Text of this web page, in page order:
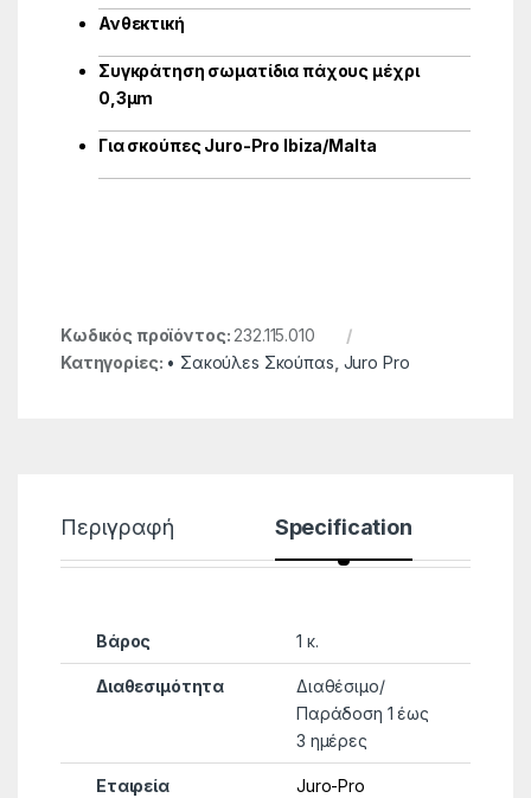
Ανθεκτική
Συγκράτηση σωματίδια πάχους μέχρι
0,3μm
Για σκούπες Juro-Pro Ibiza/Malta
Κωδικός προϊόντος: 232.115.010
Κατηγορίες: • Σακούλεs Σκούπαs Juro Pro
Περιγραφή Specification
Βάρος 1 κ.
Διαθεσιμότητα
Διαθέσιμο/
Παράδοση 1 έως
3 ημέρες
Εταιρεία Juro-Pro